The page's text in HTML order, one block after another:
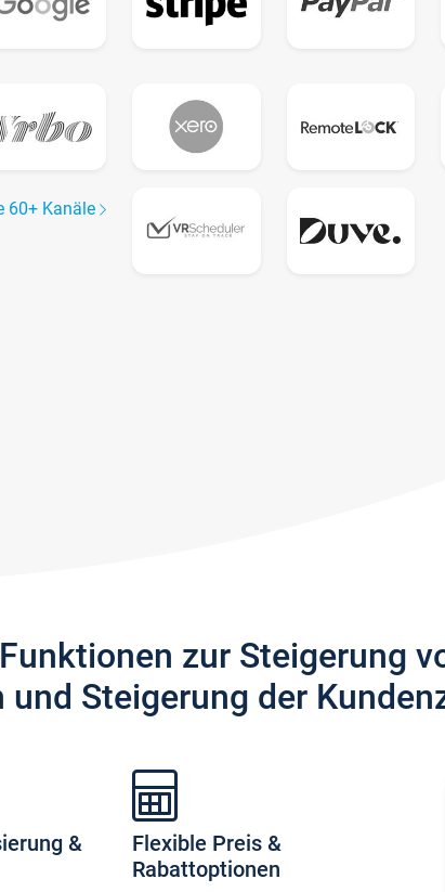
60+ Kanäle
zur Steigerung
Steigerung der
&
Flexible Preis &
Rabattoptionen